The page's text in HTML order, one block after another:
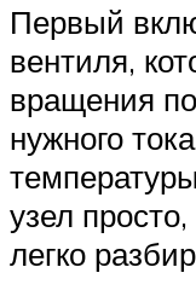
Первый
вентиля,
вращения
нужного
узел
легко